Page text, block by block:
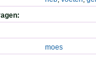
moes